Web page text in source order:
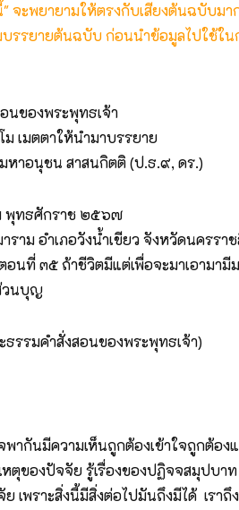
จะพยายามให้ตรงกับเสียงต้นฉบับม
รรยายต้นฉบับ ก่อนนำข้อมูลไปใช้ใน
นของพระพุทธเจ้า
เมตตาให้นำมาบรรยาย
หาอนุชน สาสนกิตติ (ป.ธ.๙, ดร.)
พุทธศักราช ๒๕๖๗
าม อำเภอวังน้ำเขียว จังหวัดนครรา
นที่ ๓๕ ถ้าชีวิตมีแต่เพื่อจะมาเอามามี
วนบุญ
รรมคำสั่งสอนของพระพุทธเจ้า)
พากันมีความเห็นถูกต้องเข้าใจถูกต้อ
หตุของปัจจัย รู้เรื่องของปฏิจจสมุปบา
เพราะสิ่งนี้มีสิ่งต่อไปมันถึงมีได้ เราถึ